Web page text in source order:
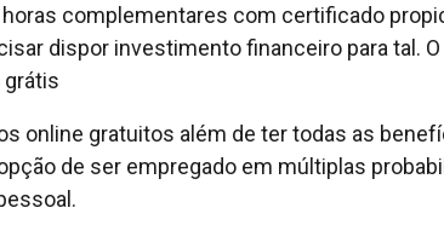
complementares com certificado
dispor investimento financeiro para tal.
online gratuitos além de ter todas as
de ser empregado em múltiplas